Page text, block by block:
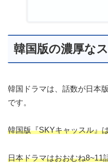
韓国版の濃厚な
韓国ドラマは、話数が日本
です。
韓国版『SKYキャッスル』
日本ドラマはおおむね8~11